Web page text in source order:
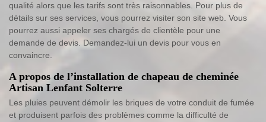
qualité alors que les tarifs sont très raisonnables. Pour plus de
détails sur ses services, vous pourrez visiter son site web. Vous
pourrez aussi appeler ses chargés de clientèle pour une
demande de devis. Demandez-lui un devis pour vous en
convaincre.
A propos de l’installation de chapeau de cheminée
Artisan Lenfant Solterre
Les pluies peuvent démolir les briques de votre conduit de fumée
et produisent parfois des problèmes comme la difficulté de